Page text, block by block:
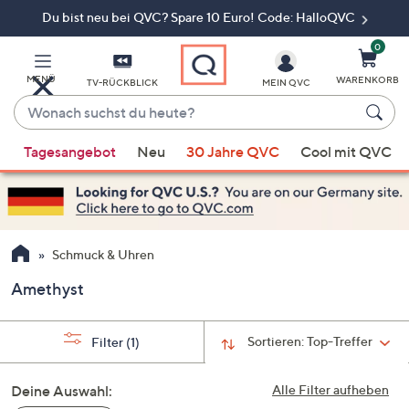
Du bist neu bei QVC? Spare 10 Euro! Code: HalloQVC
MENÜ TV-RÜCKBLICK
Wonach
suchst
du
heute?
Vorschläge
verfügbar
sind,
verwenden
Sie
Pfeiltasten
nach
und
nach
unten
MEIN QVC
0
WARENKORB
Tagesangebot Neu 30 Jahre QVC Cool mit QVC
Schmuck & Uhren
Amethyst
Sortieren:Top-Treffer
Filter (1)
Alle Filter aufheben
Deine Auswahl: